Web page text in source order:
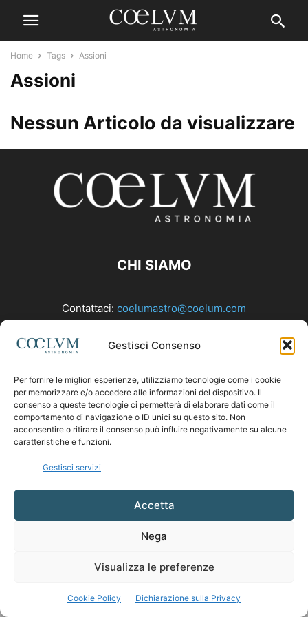
Gestisci Consenso
Per fornire le migliori esperienze, utilizziamo tecnologie come i cookie
per memorizzare e/o accedere alle informazioni del dispositivo. Il
consenso a queste tecnologie ci permetterà di elaborare dati come il
comportamento di navigazione o ID unici su questo sito. Non
acconsentire o ritirare il consenso può influire negativamente su alcune
caratteristiche e funzioni.
Gestisci servizi
Accetta
Nega
Visualizza le preferenze
Cookie Policy Dichiarazione sulla Privacy
Home Tags Assioni
Assioni
Nessun Articolo da visualizzare
CHI SIAMO
Contattaci: coelumastro@coelum.com
SEGUICI